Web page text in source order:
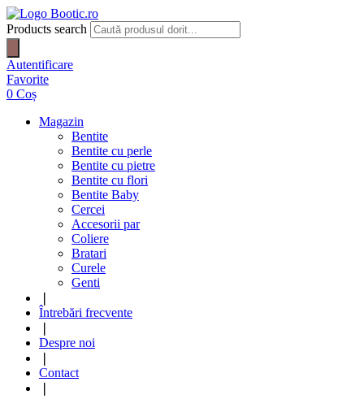
Products search
Autentificare
Favorite
0 Coș
Magazin
Bentite
Bentite cu perle
Bentite cu pietre
Bentite cu flori
Bentite Baby
Cercei
Accesorii par
Coliere
Bratari
Curele
Genti
Întrebări frecvente
Despre noi
Contact